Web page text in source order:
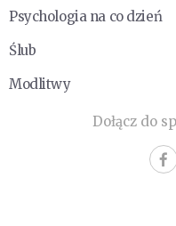
Psychologia na co dzień
Ślub
Modlitwy
Dołącz do